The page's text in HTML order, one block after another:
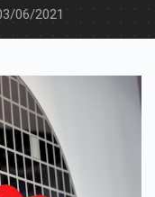
06/2021